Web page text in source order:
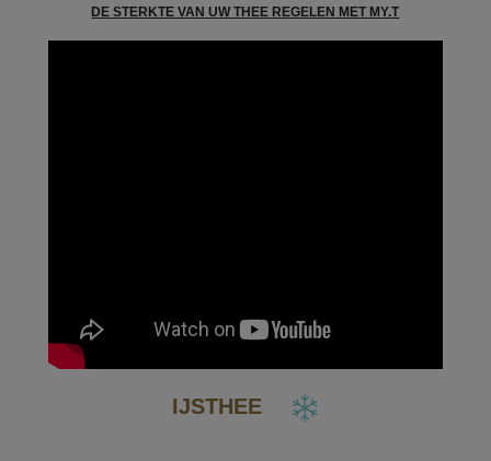
DE STERKTE VAN UW THEE REGELEN MET MY.T
IJSTHEE